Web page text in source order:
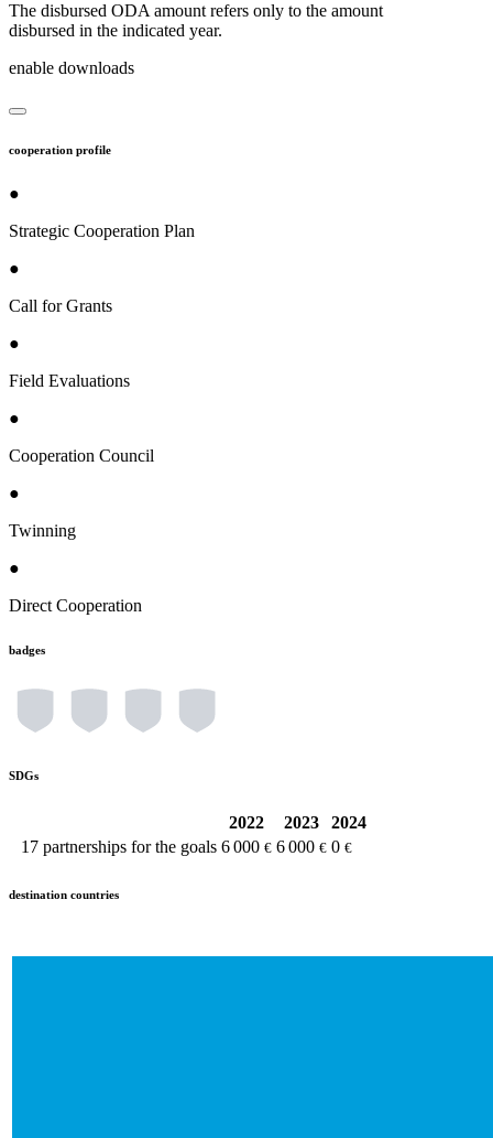
The disbursed ODA amount refers only to the amount
disbursed in the indicated year.
enable downloads
cooperation profile
●
Strategic Cooperation Plan
●
Call for Grants
●
Field Evaluations
●
Cooperation Council
●
Twinning
●
Direct Cooperation
badges
SDGs
2022 2023
2024
17 partnerships for the goals 6 000 € 6 000 € 0 €
destination countries